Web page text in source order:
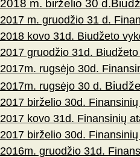
2018 m. birželio 30
2017 m. gruodžio 31 d.
2018 kovo 31d. Biudžeto
2017 gruodžio 31d.
2017m. rugsėjo 30d.
2017m. rugsėjo 30 d.
2017 birželio 30d.
2017 kovo 31d. Finansinių
2017 birželio 30d.
2016m. gruodžio 31d.